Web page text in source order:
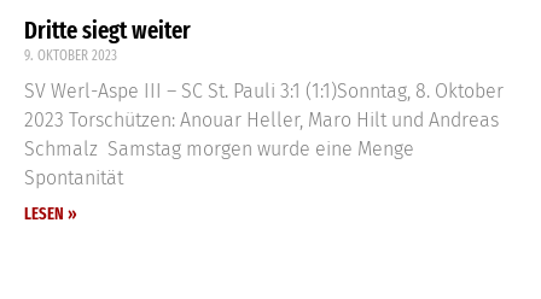
Dritte siegt weiter
9. OKTOBER 2023
SV Werl-Aspe III – SC St. Pauli 3:1 (1:1)Sonntag, 8. Oktober
2023 Torschützen: Anouar Heller, Maro Hilt und Andreas
Schmalz Samstag morgen wurde eine Menge
Spontanität
LESEN »